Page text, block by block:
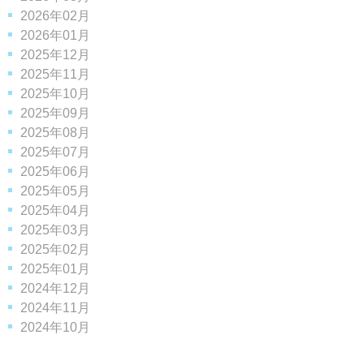
2026年02月
2026年01月
2025年12月
2025年11月
2025年10月
2025年09月
2025年08月
2025年07月
2025年06月
2025年05月
2025年04月
2025年03月
2025年02月
2025年01月
2024年12月
2024年11月
2024年10月